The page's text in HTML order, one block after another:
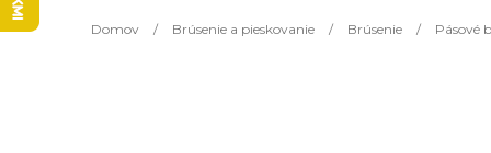
Domov / Brúsenie a pieskovanie / Brúsenie / Pásové